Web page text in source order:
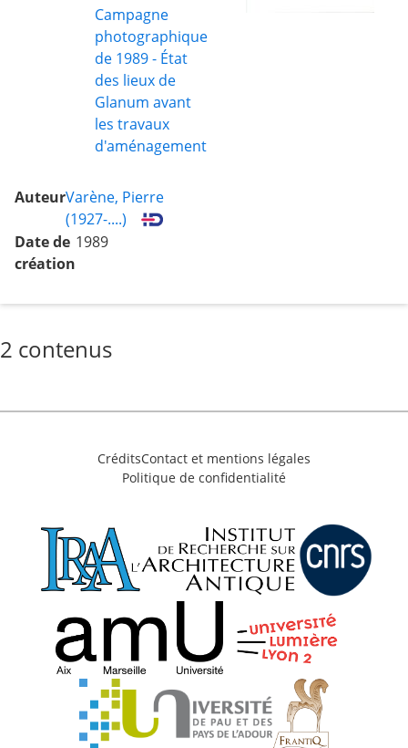
Campagne
photographique
de 1989 - État
des lieux de
Glanum avant
les travaux
d'aménagement
AuteurVarène, Pierre
(1927-....)
Date de
création
1989
2 contenus
CréditsContact et mentions légales
Politique de confidentialité